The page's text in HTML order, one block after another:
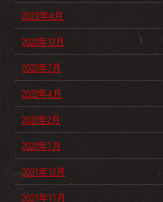
2023年4月
2022年12月
2022年7月
2022年4月
2022年2月
2022年1月
2021年12月
2021年11月